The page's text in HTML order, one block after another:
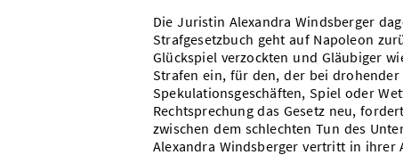
Die Juristin Alexandra Windsberger
Strafgesetzbuch geht auf Napoleon
Glückspiel verzockten und Gläubiger
Strafen ein, für den, der bei
Spekulationsgeschäften, Spiel oder
Rechtsprechung das Gesetz neu,
zwischen dem schlechten Tun des
Alexandra Windsberger vertritt in ihrer